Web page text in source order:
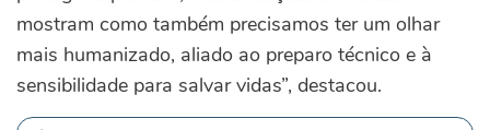
mostram como também precisamos ter um olhar
mais humanizado, aliado ao preparo técnico e à
sensibilidade para salvar vidas”, destacou.